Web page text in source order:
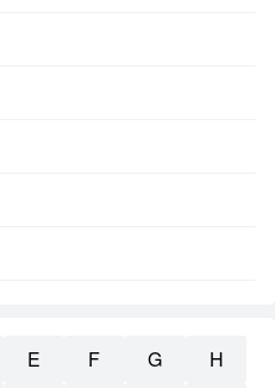
E F G
H